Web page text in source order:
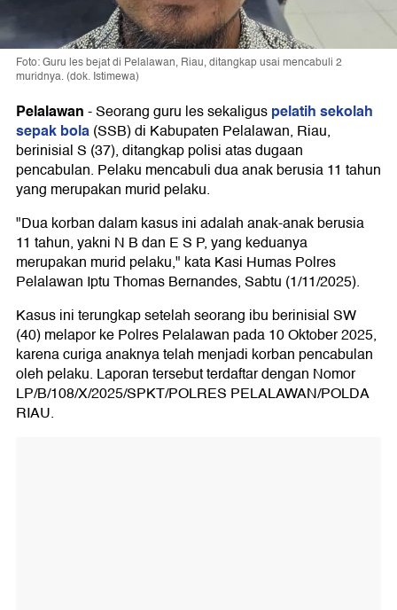
Foto: Guru les bejat di Pelalawan, Riau, ditangkap usai mencabuli 2
muridnya. (dok. Istimewa)
Pelalawan-Seorang guru les sekaliguspelatih sekolah
sepak bola(SSB) di Kabupaten Pelalawan, Riau,
berinisial S (37), ditangkap polisi atas dugaan
pencabulan. Pelaku mencabuli dua anak berusia 11 tahun
yang merupakan murid pelaku.
"Dua korban dalam kasus ini adalah anak-anak berusia
11 tahun, yakni N B dan E S P, yang keduanya
merupakan murid pelaku," kata Kasi Humas Polres
Pelalawan Iptu Thomas Bernandes, Sabtu (1/11/2025).
Kasus ini terungkap setelah seorang ibu berinisial SW
(40) melapor ke Polres Pelalawan pada 10 Oktober 2025,
karena curiga anaknya telah menjadi korban pencabulan
oleh pelaku. Laporan tersebut terdaftar dengan Nomor
LP/B/108/X/2025/SPKT/POLRES PELALAWAN/POLDA
RIAU.